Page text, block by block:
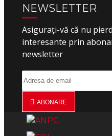
NEWSLETTER
Asigurați-vă că nu
interesante prin
newsletter
ABONARE